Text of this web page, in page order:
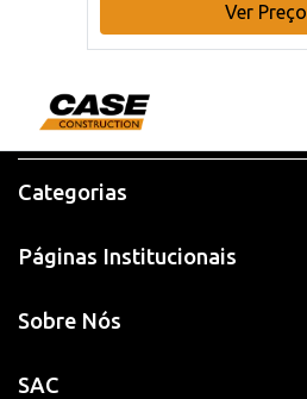
Ver Preço
Categorias
Páginas Institucionais
Sobre Nós
SAC